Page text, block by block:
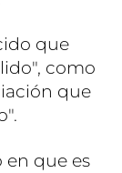
que
como
que
en que es